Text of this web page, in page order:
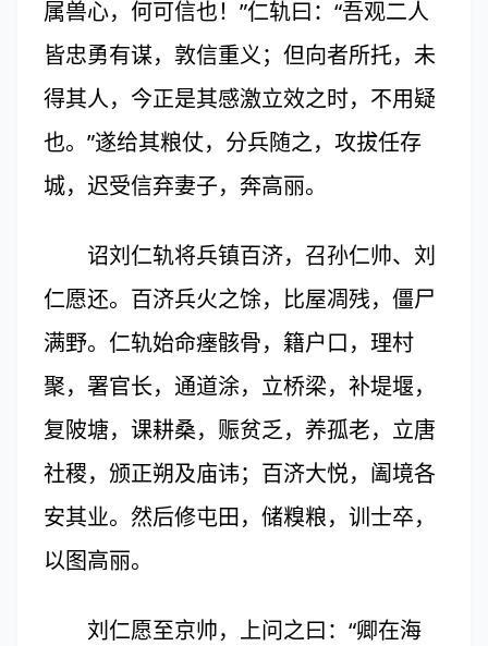
属兽心，何可信也！”仁轨曰：“吾观二人
皆忠勇有谋，敦信重义；但向者所托，未
得其人，今正是其感激立效之时，不用疑
也。”遂给其粮仗，分兵随之，攻拔任存
城，迟受信弃妻子，奔高丽。
诏刘仁轨将兵镇百济，召孙仁帅、刘
仁愿还。百济兵火之馀，比屋凋残，僵尸
满野。仁轨始命瘗骸骨，籍户口，理村
聚，署官长，通道涂，立桥梁，补堤堰，
复陂塘，课耕桑，赈贫乏，养孤老，立唐
社稷，颁正朔及庙讳；百济大悦，阖境各
安其业。然后修屯田，储糗粮，训士卒，
以图高丽。
刘仁愿至京帅，上问之曰：“卿在海